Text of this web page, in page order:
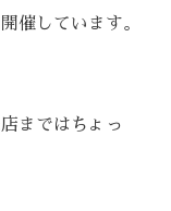
催しています。
まではちょっ